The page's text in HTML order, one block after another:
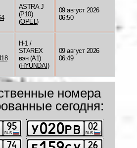
ASTRA J
(P10)
(OPEL)
09 август 2026
06:50
H-1 /
STAREX
вэн (A1)
(HYUNDAI )
09 август 2026
06:49
номера
сегодня: